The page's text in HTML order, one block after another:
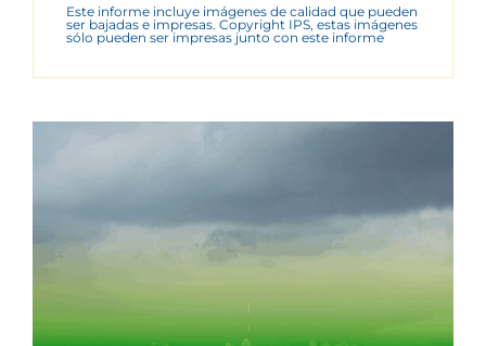
Este informe incluye imágenes de calidad que pueden
ser bajadas e impresas. Copyright IPS, estas imágenes
sólo pueden ser impresas junto con este informe